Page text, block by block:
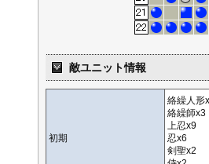
敵ユニット情報
初期
絡繰人形
絡繰師x3
上忍x9
忍x6
剣聖x2